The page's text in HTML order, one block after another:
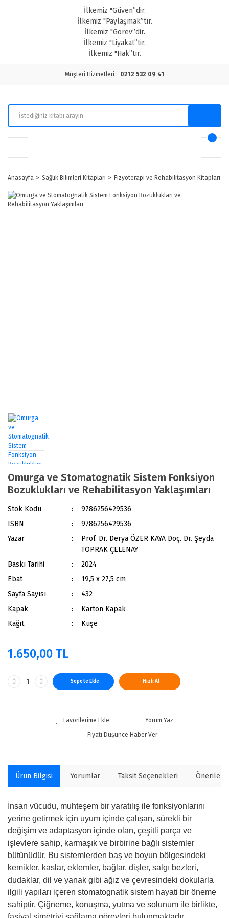
İlkemiz "Güven”dir.
İlkemiz "Paylaşmak”tır.
İlkemiz "Görev”dir.
İlkemiz "Liyakat”tir.
İlkemiz "Hak”tır.
Müşteri Hizmetleri : 0212 532 09 41
Anasayfa Sağlık Bilimleri Kitapları Fizyoterapi ve Rehabilitasyon Kitapları
Omurga ve Stomatognatik Sistem Fonksiyon
Bozuklukları ve Rehabilitasyon Yaklaşımları
Stok Kodu
9786256429536
ISBN
9786256429536
Yazar
Prof. Dr. Derya ÖZER KAYA Doç. Dr. Şeyda
TOPRAK ÇELENAY
Baskı Tarihi
2024
Ebat
19,5 x 27,5 cm
Sayfa Sayısı
432
Kapak
Karton Kapak
Kağıt
Kuşe
1.650,00 TL
Sepete Ekle Hızlı Al
Yorum Yaz
Fiyatı Düşünce Haber Ver
Ürün Bilgisi Yorumlar Taksit Seçenekleri
İnsan vücudu, muhteşem bir yaratılış ile fonksiyonlarını
yerine getirmek için uyum içinde çalışan, sürekli bir
değişim ve adaptasyon içinde olan, çeşitli parça ve
işlevlere sahip, karmaşık ve birbirine bağlı sistemler
bütünüdür. Bu sistemlerden baş ve boyun bölgesindeki
kemikler, kaslar, eklemler, bağlar, dişler, salgı bezleri,
dudaklar, dil ve yanak gibi ağız ve çevresindeki dokularla
ilgili yapıları içeren stomatognatik sistem hayati bir öneme
sahiptir. Çiğneme, konuşma, yutma ve solunum ile birlikte,